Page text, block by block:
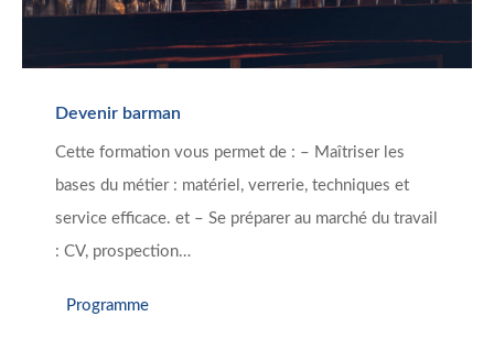
Devenir barman
Cette formation vous permet de : – Maîtriser les
bases du métier : matériel, verrerie, techniques et
service efficace. et – Se préparer au marché du travail
: CV, prospection…
Programme